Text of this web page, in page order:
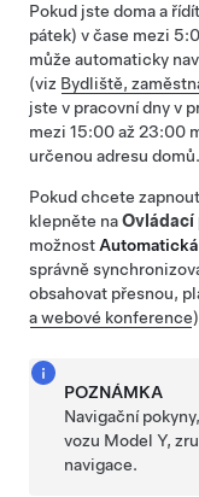
Pokud jste doma a
pátek) v čase mezi
může automaticky
(viz Bydliště,
jste v pracovní dny v
mezi 15:00 až 23:00
určenou adresu domů.
Pokud chcete
klepněte naOvládací
možnost
správně
obsahovat přesnou,
a webové konference
POZNÁMKA
Navigační
vozu Model Y,
navigace.